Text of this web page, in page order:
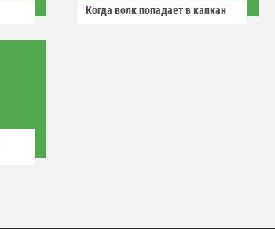
Когда волк попадает в капкан